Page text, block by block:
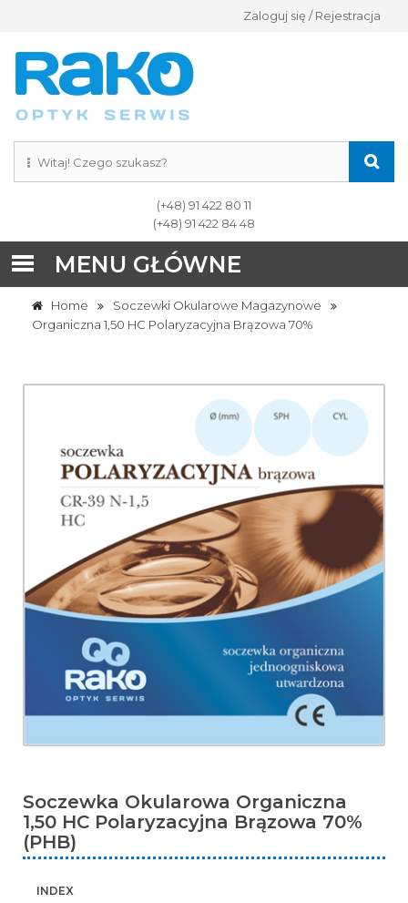
Zaloguj się / Rejestracja
(+48) 91 422 80 11
(+48) 91 422 84 48
MENU GŁÓWNE
Home
Soczewki Okularowe Magazynowe
Organiczna 1,50 HC Polaryzacyjna Brązowa 70%
Soczewka Okularowa Organiczna
1,50 HC Polaryzacyjna Brązowa 70%
(PHB)
INDEX